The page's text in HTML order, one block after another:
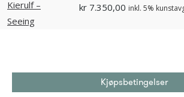
kr 7.350,00 inkl. 5%
Kjøpsbetingelser